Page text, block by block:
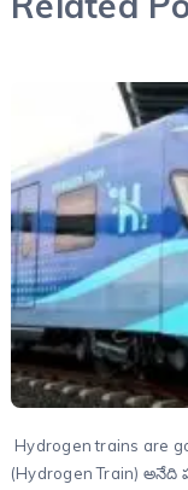
Hydrogen trains are
(Hydrogen Train)